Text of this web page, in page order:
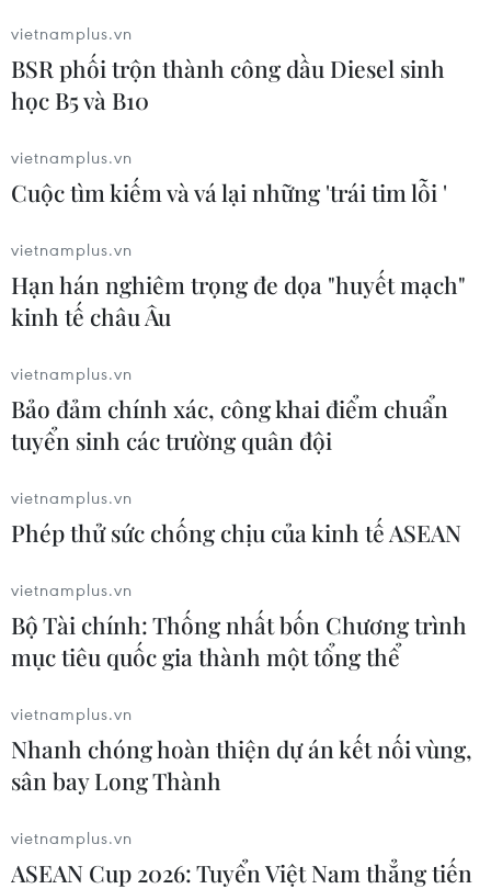
Đội Bồ Đào Nha xuất sắc giành ngôi
quán quân Lễ hội Pháo hoa Quốc tế
11/07/2026 15:40
Mãn nhãn màn trình diễn
trong đêm chung kết Lễ hội Pháo
hoa Quốc tế Đà Nẵng
11/07/2026 15:23
Xem thêm
Tổng Biên tập: TRẦN TIẾN DUẨN
Phó Tổng Biên tập: NGUYỄN THỊ TÁM, KHÚC THANH
Sở hữu trí tuệ
Quy định sử dụng
RSS
Ngôn ngữ
Dịch vụ tin
Quảng cáo
vietnamplus.vn
BSR phối trộn thành công dầu Diesel sinh
học B5 và B10
vietnamplus.vn
Cuộc tìm kiếm và vá lại những 'trái tim lỗi '
vietnamplus.vn
Hạn hán nghiêm trọng đe dọa "huyết mạch"
kinh tế châu Âu
vietnamplus.vn
Bảo đảm chính xác, công khai điểm chuẩn
tuyển sinh các trường quân đội
vietnamplus.vn
Phép thử sức chống chịu của kinh tế ASEAN
vietnamplus.vn
Bộ Tài chính: Thống nhất bốn Chương trình
mục tiêu quốc gia thành một tổng thể
vietnamplus.vn
Nhanh chóng hoàn thiện dự án kết nối vùng,
sân bay Long Thành
vietnamplus.vn
ASEAN Cup 2026: Tuyển Việt Nam thẳng tiến